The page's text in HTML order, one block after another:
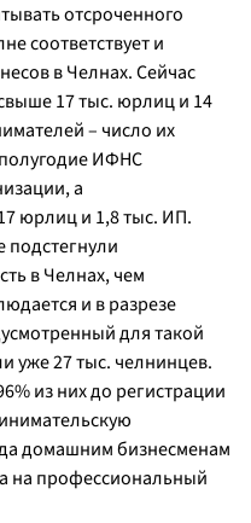
отсроченного
соответствует и
в Челнах. Сейчас
17 тыс. юрлиц и 14
– число их
ИФНС
а
юрлиц и 1,8 тыс. ИП.
подстегнули
в Челнах, чем
и в разрезе
для такой
уже 27 тыс. челнинцев.
из них до регистрации
домашним бизнесменам
на профессиональный